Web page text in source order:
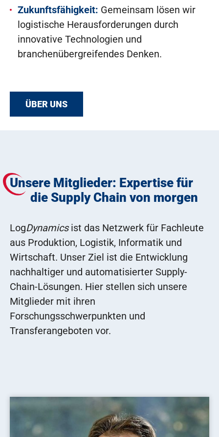
Zukunftsfähigkeit: Gemeinsam lösen wir
logistische Herausforderungen durch
innovative Technologien und
branchenübergreifendes Denken.
ÜBER UNS
Unsere Mitglieder: Expertise für
die Supply Chain von morgen
LogDynamicsist das Netzwerk für Fachleute
aus Produktion, Logistik, Informatik und
Wirtschaft. Unser Ziel ist die Entwicklung
nachhaltiger und automatisierter Supply-
Chain-Lösungen. Hier stellen sich unsere
Mitglieder mit ihren
Forschungsschwerpunkten und
Transferangeboten vor.